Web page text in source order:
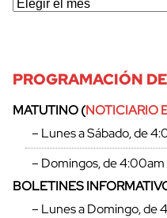
PROGRAMACIÓN
MATUTINO (NOTICIARIO
– Lunes a Sábado, de
– Domingos, de 4:00am
BOLETINES
– Lunes a Domingo, de